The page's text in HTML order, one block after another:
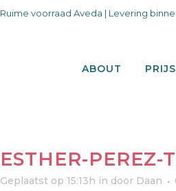
Ruime voorraad Aveda | Levering
ABOUT
ESTHER-PEREZ-
Geplaatst op 15:13h in door Daan